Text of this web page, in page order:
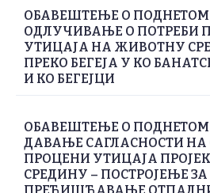
ОБАВЕШТЕЊЕ О ПОДНЕТОМ
ОДЛУЧИВАЊЕ О ПОТРЕБИ
УТИЦАЈА НА ЖИВОТНУ
ПРЕКО БЕГЕЈА У КО
И КО БЕГЕЈЦИ
ОБАВЕШТЕЊЕ О ПОДНЕТОМ
ДАВАЊЕ САГЛАСНОСТИ НА
ПРОЦЕНИ УТИЦАЈА
СРЕДИНУ – ПОСТРОЈЕЊЕ ЗА